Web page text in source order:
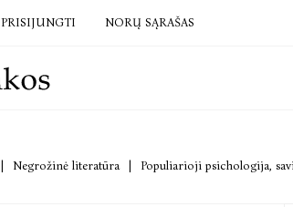
PRISIJUNGTI NORŲ SĄRAŠAS
Negrožinė literatūra Populiarioji psichologija,